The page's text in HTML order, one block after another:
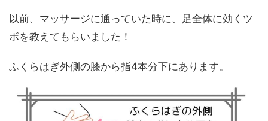
以前、マッサージに通っていた時に、足全体に効くツ
ボを教えてもらいました！
ふくらはぎ外側の膝から指4本分下にあります。